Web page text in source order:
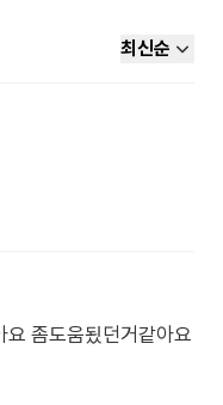
최신순
좀도움됬던거같아요